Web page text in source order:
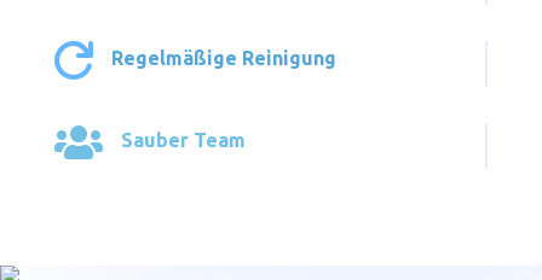
 Regelmäßige Reinigung
 Sauber Team